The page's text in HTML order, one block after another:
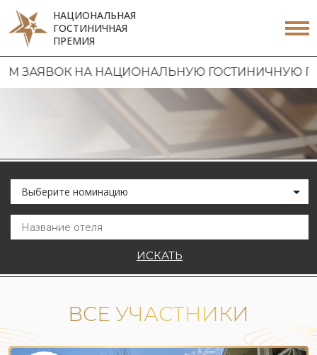
НАЦИОНАЛЬНАЯ
ГОСТИНИЧНАЯ
ПРЕМИЯ
НА НАЦИОНАЛЬНУЮ ГОСТИНИЧНУЮ
Выберите номинацию
ИСКАТЬ
ВСЕ УЧАСТНИКИ